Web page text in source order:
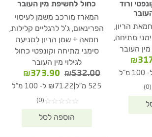
ורוד
הריון,
מתיחה,
מין העובר
₪המחיר
הנוכחי
₪317.90.
(0)
כחול לחשיפת מין העובר
המארז מורכב משמן לעיסוי
הפרינאום, ג'ל לרגליים קלילות,
חמאה + שמן הריון למניעת
סימני מתיחה וקונפטי כחול
לגילוי מין העובר
₪532.00
המחיר
המקורי
₪532.00.
₪373.90
הנוכחי
525 מ"ל ₪71.22 ל- 100 מ"ל
☆
☆
☆
☆
☆
(0)